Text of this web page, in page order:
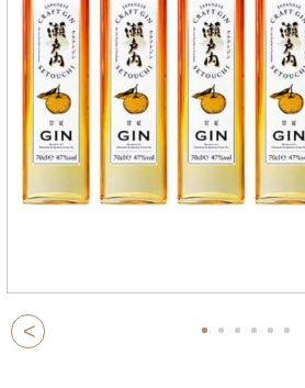
<